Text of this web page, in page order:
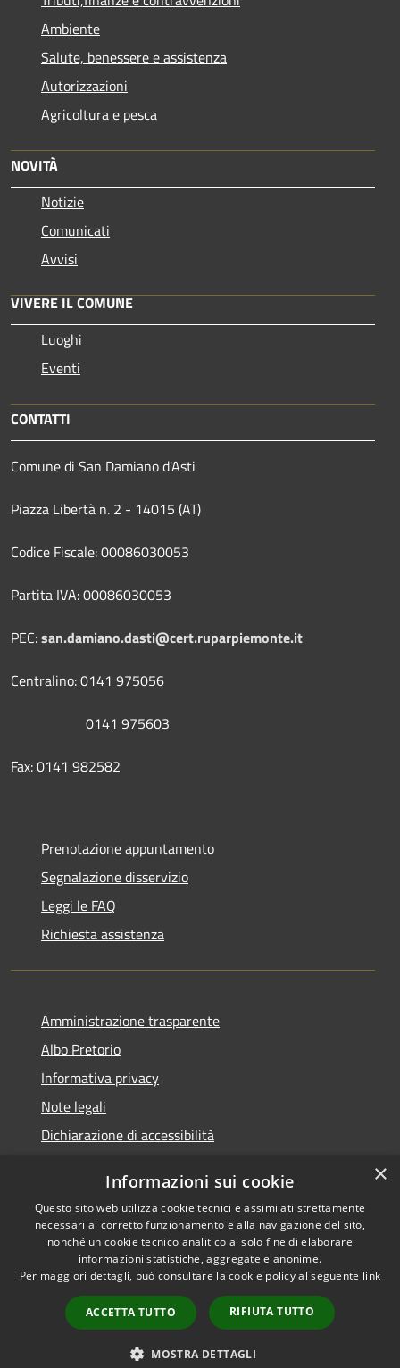
Ambiente
Salute, benessere e assistenza
Autorizzazioni
Agricoltura e pesca
NOVITÀ
Notizie
Comunicati
Avvisi
VIVERE IL COMUNE
Luoghi
Eventi
CONTATTI
Comune di San Damiano d'Asti
Piazza Libertà n. 2 - 14015 (AT)
Codice Fiscale: 00086030053
Partita IVA: 00086030053
PEC:san.damiano.dasti@cert.ruparpiemonte.it
Centralino: 0141 975056
0141 975603
Fax: 0141 982582
Prenotazione appuntamento
Segnalazione disservizio
Leggi le FAQ
Richiesta assistenza
Amministrazione trasparente
Albo Pretorio
Informativa privacy
Note legali
Dichiarazione di accessibilità
RSS
Accessibilità
Privacy
Cookie
Mappa del sito
Comune convenzionato
Astigov
Progetto|Convenzione|
Adesioni
×
Informazioni sui cookie
Questo sito web utilizza cookie tecnici e assimilati strettamente
necessari al corretto funzionamento e alla navigazione del sito,
nonché un cookie tecnico analitico al solo fine di elaborare
informazioni statistiche, aggregate e anonime.
Per maggiori dettagli, può consultare la cookie policy al seguente link
ACCETTA TUTTO RIFIUTA TUTTO
MOSTRA DETTAGLI